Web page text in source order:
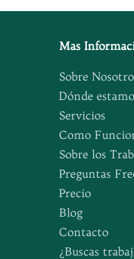
Mas
Sobre
Dónde
Servicios
Como
Sobre los
Preguntas
Precio
Blog
Contacto
¿Buscas